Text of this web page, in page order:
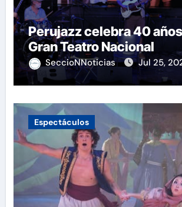
Perujazz celebra 40
Gran Teatro Nacional
SeccioNNoticias Jul 25,
Espectáculos